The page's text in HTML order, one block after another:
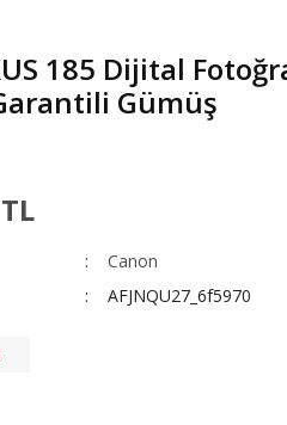
185 Dijital
Gümüş
Canon
AFJNQU27_6f5970